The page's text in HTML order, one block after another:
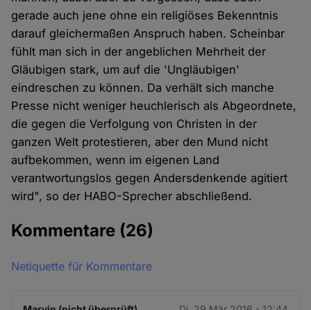
gerade auch jene ohne ein religiöses Bekenntnis
darauf gleichermaßen Anspruch haben. Scheinbar
fühlt man sich in der angeblichen Mehrheit der
Gläubigen stark, um auf die 'Ungläubigen'
eindreschen zu können. Da verhält sich manche
Presse nicht weniger heuchlerisch als Abgeordnete,
die gegen die Verfolgung von Christen in der
ganzen Welt protestieren, aber den Mund nicht
aufbekommen, wenn im eigenen Land
verantwortungslos gegen Andersdenkende agitiert
wird", so der HABO-Sprecher abschließend.
Kommentare (26)
Netiquette für Kommentare